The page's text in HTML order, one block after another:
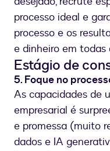
processo ideal e
processo e os
e dinheiro em todas
Estágio de
5. Foque no
As capacidades de
empresarial é
e promessa (muito
dados e IA